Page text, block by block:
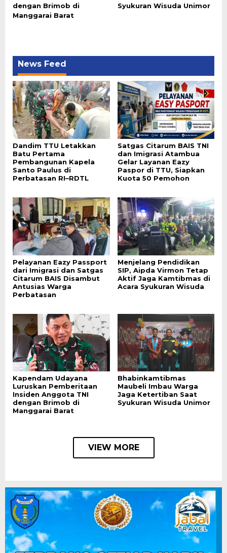
dengan Brimob di
Manggarai Barat
Syukuran Wisuda Unimor
News Feed
Dandim TTU Letakkan
Batu Pertama
Pembangunan Kapela
Santo Paulus di
Perbatasan RI–RDTL
Satgas Citarum BAIS TNI
dan Imigrasi Atambua
Gelar Layanan Eazy
Paspor di TTU, Siapkan
Kuota 50 Pemohon
Pelayanan Eazy Passport
dari Imigrasi dan Satgas
Citarum BAIS Disambut
Antusias Warga
Perbatasan
Menjelang Pendidikan
SIP, Aipda Virmon Tetap
Aktif Jaga Kamtibmas di
Acara Syukuran Wisuda
Kapendam Udayana
Luruskan Pemberitaan
Insiden Anggota TNI
dengan Brimob di
Manggarai Barat
Bhabinkamtibmas
Maubeli Imbau Warga
Jaga Ketertiban Saat
Syukuran Wisuda Unimor
VIEW MORE